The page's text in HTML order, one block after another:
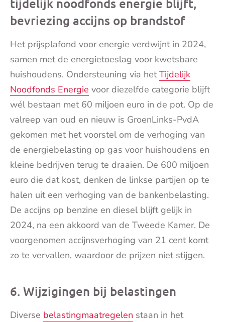
tijdelijk noodfonds energie blijft,
bevriezing accijns op brandstof
Het prijsplafond voor energie verdwijnt in 2024,
samen met de energietoeslag voor kwetsbare
huishoudens. Ondersteuning via hetTijdelijk
Noodfonds Energie voor diezelfde categorie blijft
wél bestaan met 60 miljoen euro in de pot. Op de
valreep van oud en nieuw is GroenLinks-PvdA
gekomen met het voorstel om de verhoging van
de energiebelasting op gas voor huishoudens en
kleine bedrijven terug te draaien. De 600 miljoen
euro die dat kost, denken de linkse partijen op te
halen uit een verhoging van de bankenbelasting.
De accijns op benzine en diesel blijft gelijk in
2024, na een akkoord van de Tweede Kamer. De
voorgenomen accijnsverhoging van 21 cent komt
zo te vervallen, waardoor de prijzen niet stijgen.
6. Wijzigingen bij belastingen
Diverse belastingmaatregelen staan in het